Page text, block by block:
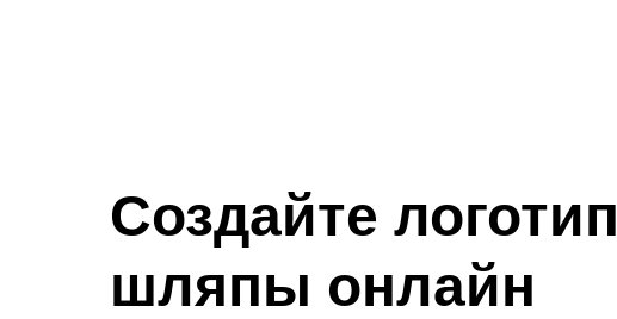
Создайте логотип
шляпы онлайн